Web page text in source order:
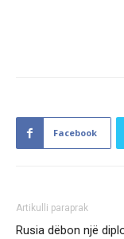
Facebook
Artikulli paraprak
Rusia dëbon një